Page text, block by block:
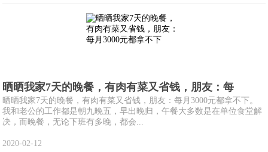
晒晒我家7天的晚餐，有肉有菜又省钱，朋友：每
晒晒我家7天的晚餐，有肉有菜又省钱，朋友：每月3000元都拿不下。
我和老公的工作都是朝九晚五，早出晚归，午餐大多数是在单位食堂解
决，而晚餐，无论下班有多晚，都会...
2020-02-12